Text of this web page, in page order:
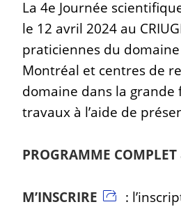
La 4e Journée
le 12 avril 2024 au
praticiennes du
Montréal et centres de
domaine dans la
travaux à l’aide de
PROGRAMME
M’INSCRIRE :